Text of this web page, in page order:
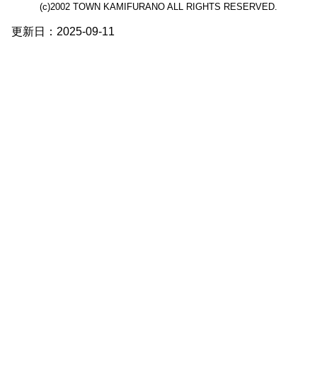
(c)2002 TOWN KAMIFURANO ALL RIGHTS RESERVED.
更新日：2025-09-11